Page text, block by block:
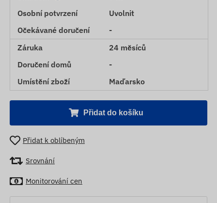
Osobní potvrzení
Uvolnit
Očekávané doručení
-
Záruka
24 měsíců
Doručení domů
-
Umístění zboží
Maďarsko
Přidat do košíku
Přidat k oblíbeným
Srovnání
Monitorování cen